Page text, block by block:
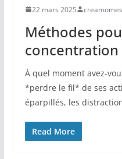
22 mars 2025 creamomes
Méthodes
concentration
À quel moment avez-
*perdre le fil* de ses
éparpillés, les
Read More